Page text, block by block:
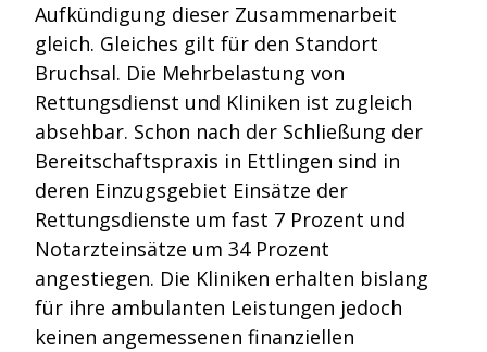
Aufkündigung dieser Zusammenarbeit
gleich. Gleiches gilt für den Standort
Bruchsal. Die Mehrbelastung von
Rettungsdienst und Kliniken ist zugleich
absehbar. Schon nach der Schließung der
Bereitschaftspraxis in Ettlingen sind in
deren Einzugsgebiet Einsätze der
Rettungsdienste um fast 7 Prozent und
Notarzteinsätze um 34 Prozent
angestiegen. Die Kliniken erhalten bislang
für ihre ambulanten Leistungen jedoch
keinen angemessenen finanziellen